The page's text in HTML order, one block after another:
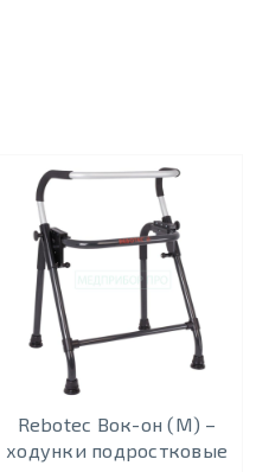
Rebotec Вок-он (M) –
ходунки подростковые